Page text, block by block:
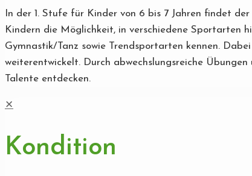
In der 1. Stufe für Kinder von 6 bis 7 Jahren findet
Kindern die Möglichkeit, in verschiedene Sportarten
Gymnastik/Tanz sowie Trendsportarten kennen.
weiterentwickelt. Durch abwechslungsreiche
Talente entdecken.
✕
Kondition